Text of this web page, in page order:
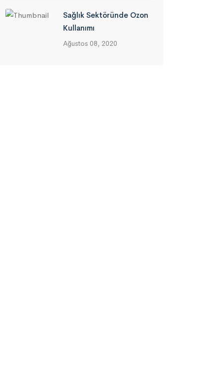
Sağlık Sektöründe Ozon
Kullanımı
Ağustos 08, 2020